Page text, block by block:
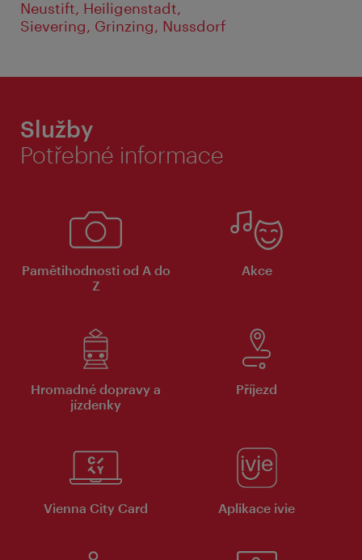
Neustift, Heiligenstadt,
Sievering, Grinzing, Nussdorf
Služby
Potřebné informace
Pamětihodnosti od A do
Z
Akce
Hromadné dopravy a
jízdenky
Příjezd
Vienna City Card Aplikace ivie